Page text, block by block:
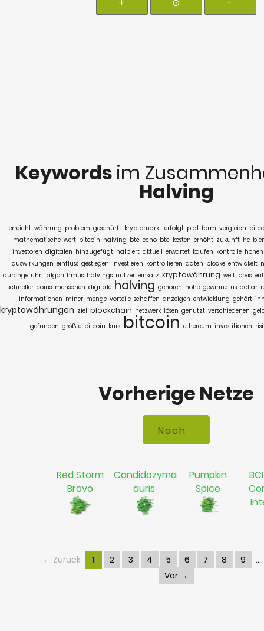
Keywords im
Halving
erreicht währung problem geschürft kryptomarkt erfolgt plattform vergleich
mathematische wert bitcoin-halving btc-echo btc kosten erhöht zukunft
investoren digitalen hinzugefügt halbiert aktuell erwartet kaufen kontrolle hohen
auswirkungen einfluss gestiegen investieren kontrollieren daten blöcke entwickelt
durchgeführt algorithmus halvings nutzer einsatz kryptowährung welt preis
schneller coins menschen digitale halving gehören hohe gewinne us-dollar
informationen miner menge vorteile schaffen anzeigen entwicklung gehört
kryptowährungen ziel blockchain netzwerk lösen genutzt verschiedenen
gefunden größte bitcoin-kurs bitcoin ethereum investitionen
Vorherige Netze
Red Storm
Bravo
Candidozyma
auris
Pumpkin
Spice
← Zurück 1 2 3 4 5 6 7 8
9
Vor →